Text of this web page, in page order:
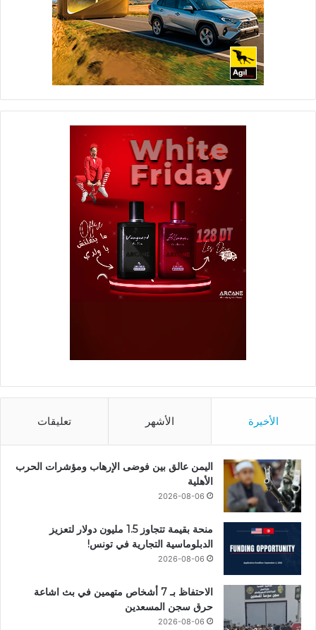
الأخيرة الأشهر تعليقات
اليمن عالق بين فوضى الإرهاب ومؤشرات الحرب
الأهلية
2026-08-06
منحة بقيمة تتجاوز 1.5 مليون دولار لتعزيز
الدبلوماسية التجارية في تونس!
2026-08-06
الاحتفاظ بـ 7 أشخاص متهمين في بث اشاعة
حرق سجن المسعدين
2026-08-06